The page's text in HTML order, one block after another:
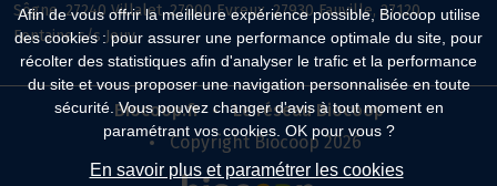
Afin de vous offrir la meilleure expérience possible, Biocoop utilise
des cookies : pour assurer une performance optimale du site, pour
récolter des statistiques afin d'analyser le trafic et la performance
du site et vous proposer une navigation personnalisée en toute
sécurité. Vous pouvez changer d'avis à tout moment en
paramétrant vos cookies. OK pour vous ?
En savoir plus et paramétrer les cookies
Sôgne, 27240 Villalet, 27000 Evreux, 27930 Fauville, 27120
Fontaine s/s Jouy
Biocoop.fr
Le réseau Biocoop
Copyright Biocoop 2026